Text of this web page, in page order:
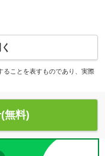
ことを表すものであり、実際
無料)